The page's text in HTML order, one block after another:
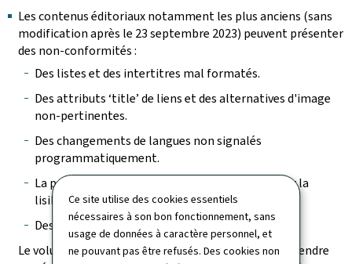
Ce site utilise des cookies essentiels
nécessaires à son bon fonctionnement, sans
usage de données à caractère personnel, et
ne pouvant pas être refusés. Des cookies non
Les contenus éditoriaux notamment les plus anciens (sans
modification après le 23 septembre 2023) peuvent présenter
des non-conformités :
Des listes et des intertitres mal formatés.
Des attributs ‘title’ de liens et des alternatives d'image
non-pertinentes.
Des changements de langues non signalés
programmatiquement.
La présence de paragraphes vides pour améliorer la
lisibilité.
Des tableaux incorrectement structurés.
Le volume des pages à vérifier et des contenus à reprendre